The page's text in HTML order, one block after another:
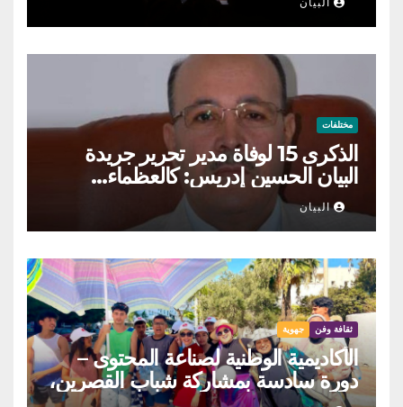
البيان
مختلفات
الذكرى 15 لوفاة مدير تحرير جريدة
البيان الحسين إدريس: كالعظماء…
عاش شامخا ورحل واقفا
البيان
ثقافة وفن جهوية
الأكاديمية الوطنية لصناعة المحتوى –
دورة سادسة بمشاركة شباب القصرين،